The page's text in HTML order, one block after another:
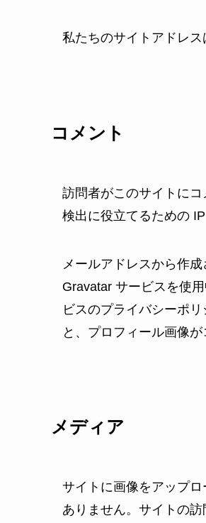
私たちのサイトアドレス
コメント
訪問者がこのサイトに
検出に役立てるための
メールアドレスから作
Gravatar サービスを使
ビスのプライバシーポ
と、プロフィール画像
メディア
サイトに画像をアップ
ありません。サイトの